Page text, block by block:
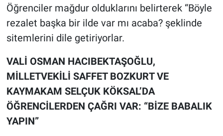
Öğrenciler mağdur olduklarını belirterek “Böyle
rezalet başka bir ilde var mı acaba? şeklinde
sitemlerini dile getiriyorlar.
VALİ OSMAN HACIBEKTAŞOĞLU,
MİLLETVEKİLİ SAFFET BOZKURT VE
KAYMAKAM SELÇUK KÖKSAL’DA
ÖĞRENCİLERDEN ÇAĞRI VAR: “BİZE BABALIK
YAPIN”